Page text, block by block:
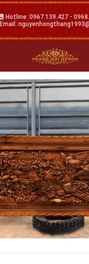
Hotline: 0967.139.427 -
Email: